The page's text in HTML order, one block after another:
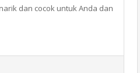
dan cocok untuk Anda dan